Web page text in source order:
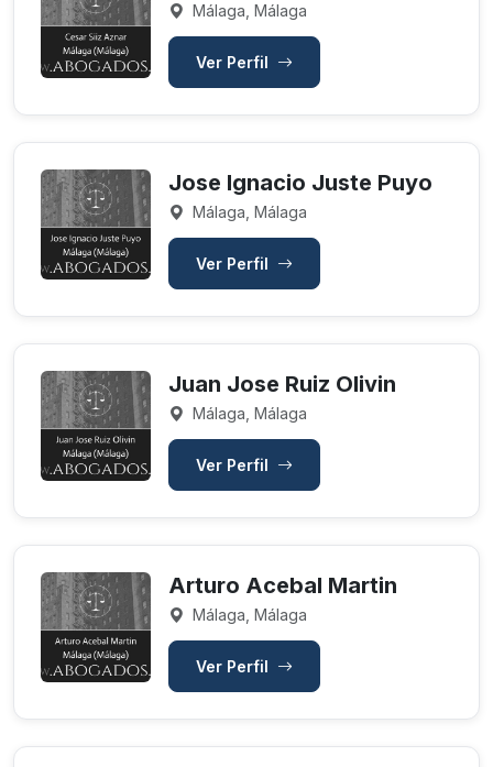
Málaga, Málaga
Ver Perfil
Jose Ignacio Juste Puyo
Málaga, Málaga
Ver Perfil
Juan Jose Ruiz Olivin
Málaga, Málaga
Ver Perfil
Arturo Acebal Martin
Málaga, Málaga
Ver Perfil